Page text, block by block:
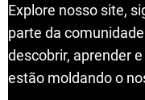
Explore nosso site,
parte da
descobrir, aprender
estão moldando o